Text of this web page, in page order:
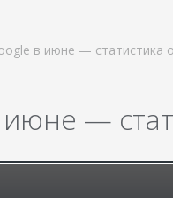
в июне — статистика
—